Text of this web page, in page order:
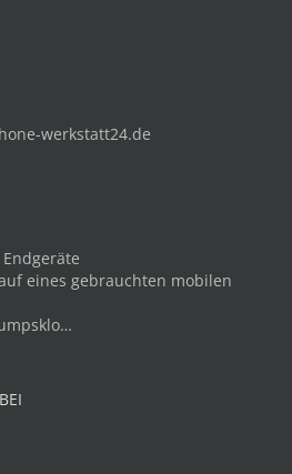
werkstatt24.de
eines gebrauchten mobilen